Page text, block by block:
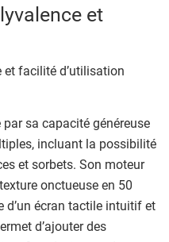
et
sa capacité généreuse
incluant la possibilité
et sorbets. Son moteur
onctueuse en 50
d’un écran tactile intuitif et
d’ajouter des